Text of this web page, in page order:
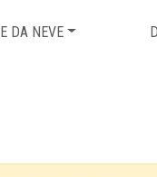
DA NEVE